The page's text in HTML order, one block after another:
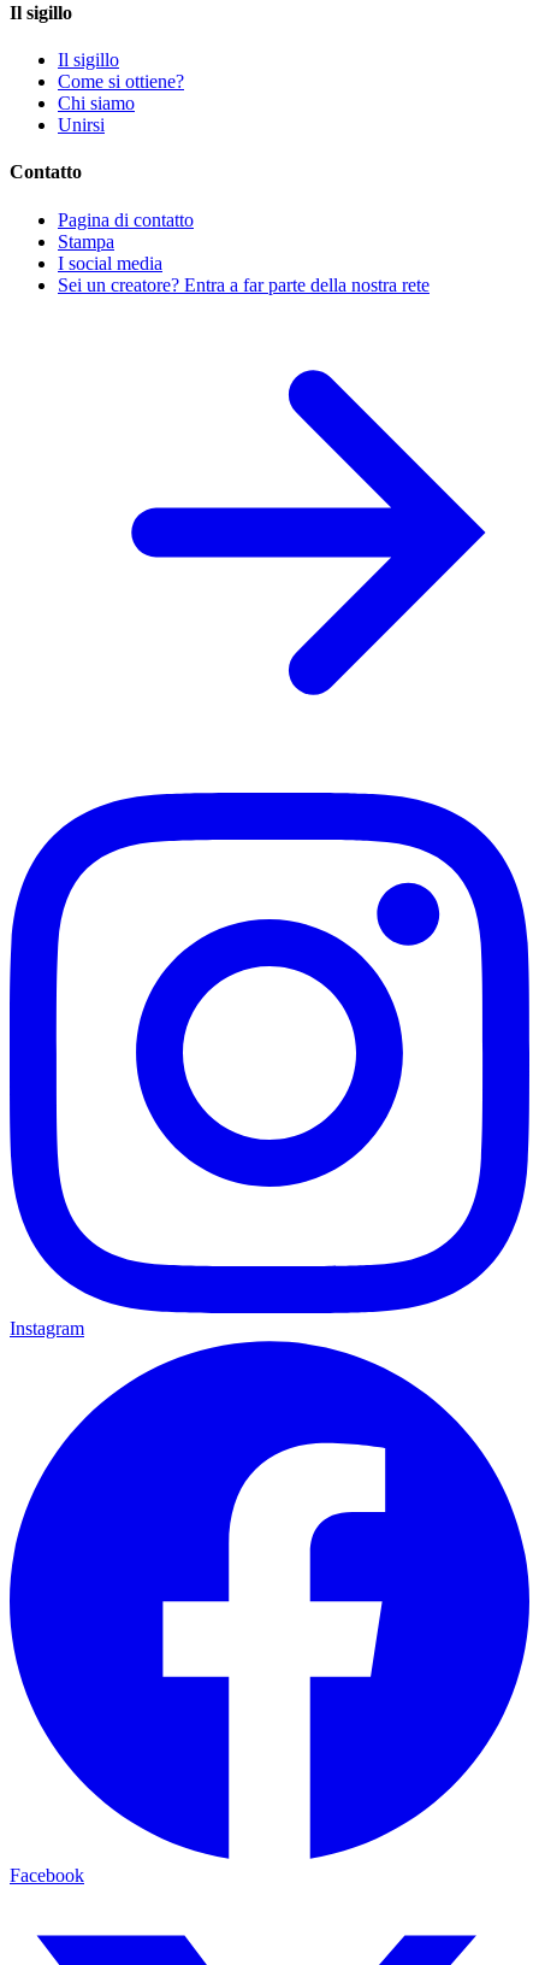
Il sigillo
Il sigillo
Come si ottiene?
Chi siamo
Unirsi
Contatto
Pagina di contatto
Stampa
I social media
Sei un creatore? Entra a far parte della nostra rete
Instagram
Facebook